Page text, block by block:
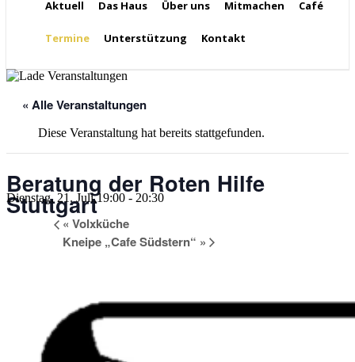
Aktuell Das Haus Über uns Mitmachen Café
Termine Unterstützung Kontakt
« Alle Veranstaltungen
Diese Veranstaltung hat bereits stattgefunden.
Beratung der Roten Hilfe
Stuttgart
Dienstag, 21. Juli,19:00 - 20:30
« Volxküche
Kneipe „Cafe Südstern“ »